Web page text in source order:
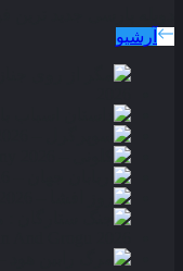
آرشیو